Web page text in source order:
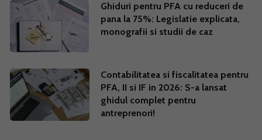
Ghiduri pentru PFA cu reduceri de
pana la 75%: Legislatie explicata,
monografii si studii de caz
Contabilitatea si fiscalitatea pentru
PFA, II si IF in 2026: S-a lansat
ghidul complet pentru
antreprenori!